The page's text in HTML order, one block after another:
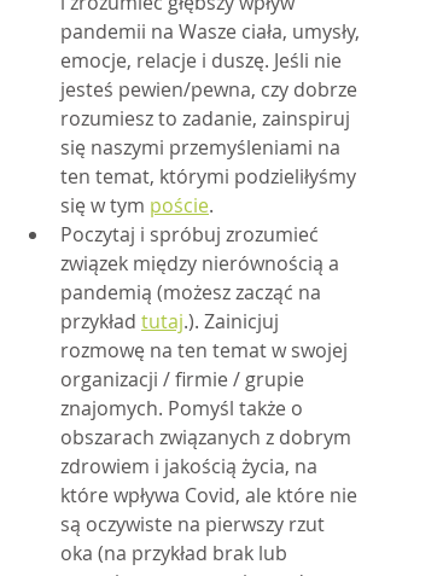
pandemii na Wasze ciała, umysły,
emocje, relacje i duszę. Jeśli nie
jesteś pewien/pewna, czy dobrze
rozumiesz to zadanie, zainspiruj
się naszymi przemyśleniami na
ten temat, którymi podzieliłyśmy
się w tym poście.
Poczytaj i spróbuj zrozumieć
związek między nierównością a
pandemią (możesz zacząć na
przykład tutaj.). Zainicjuj
rozmowę na ten temat w swojej
organizacji / firmie / grupie
znajomych. Pomyśl także o
obszarach związanych z dobrym
zdrowiem i jakością życia, na
które wpływa Covid, ale które nie
są oczywiste na pierwszy rzut
oka (na przykład brak lub